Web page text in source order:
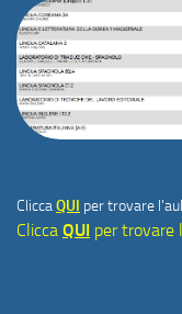
CliccaQUI per trovare
Clicca QUI per trovare